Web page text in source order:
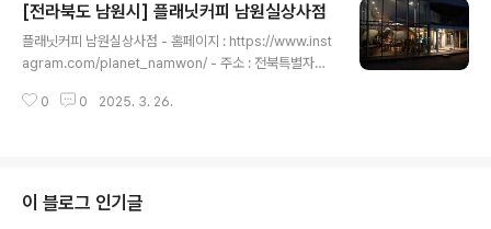
에서 상차림 제공은 물론 포장도 가능하다. 한우로 만든 달
큰짭짤한 불고기 전골이 인기이며 관광에 지친 몸을 보신
해 주는 갈비탕 역시 맛이 좋기로 유명하다. 매주 금요일은
지와 국거리를 저렴한 가격에 구입할 수 있다. ※ 소개 정보
[전라북도 남원시] 플래닛커피 남원실상사점
플래닛커피 남원실상사점 - 홈페이지 : https://www.inst
agram.com/planet_namwon/ - 주소 : 전북특별자치
은 2020년 7월 지리산 북부지역에서 처음으로 오픈한 대
서 바로 만들어 내는 디저트들이 있다. 매년 달라지는 지리
산 풍경 사진을 전시하는 갤러리와 작은 책방처럼 꾸며진
0 0 2025. 3. 26.
이 블로그 인기글